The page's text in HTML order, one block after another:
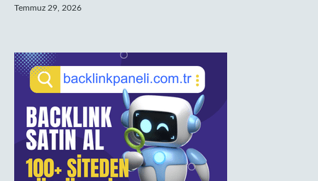
Temmuz 29, 2026